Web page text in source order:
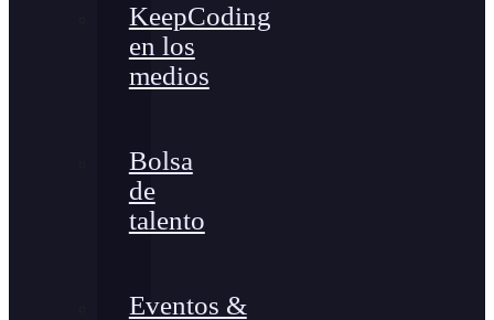
KeepCoding
en los
medios
Bolsa
de
talento
Eventos &